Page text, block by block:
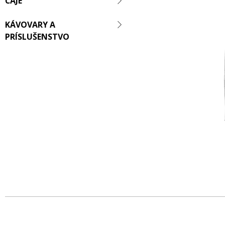
KÁVOVARY A
PRÍSLUŠENSTVO